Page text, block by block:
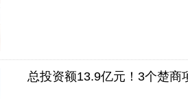
总投资额13.9亿元！3个楚商